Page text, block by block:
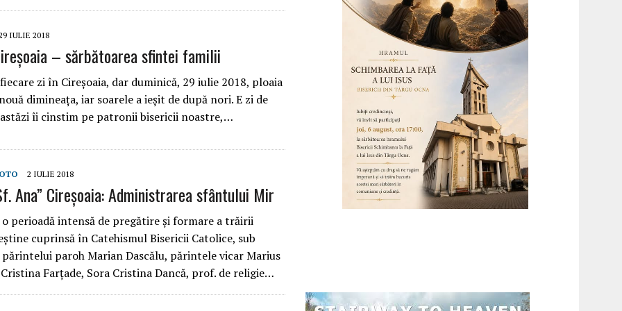
IULIE 2018
– sărbătoarea sfintei familii
zi în Cireșoaia, dar duminică, 29 iulie 2018, ploaia
dimineața, iar soarele a ieșit de după nori. E zi de
îi cinstim pe patronii bisericii noastre,…
2 IULIE 2018
Ana” Cireșoaia: Administrarea sfântului Mir
perioadă intensă de pregătire și formare a trăirii
cuprinsă în Catehismul Bisericii Catolice, sub
paroh Marian Dascălu, părintele vicar Marius
Farțade, Sora Cristina Dancă, prof. de religie…